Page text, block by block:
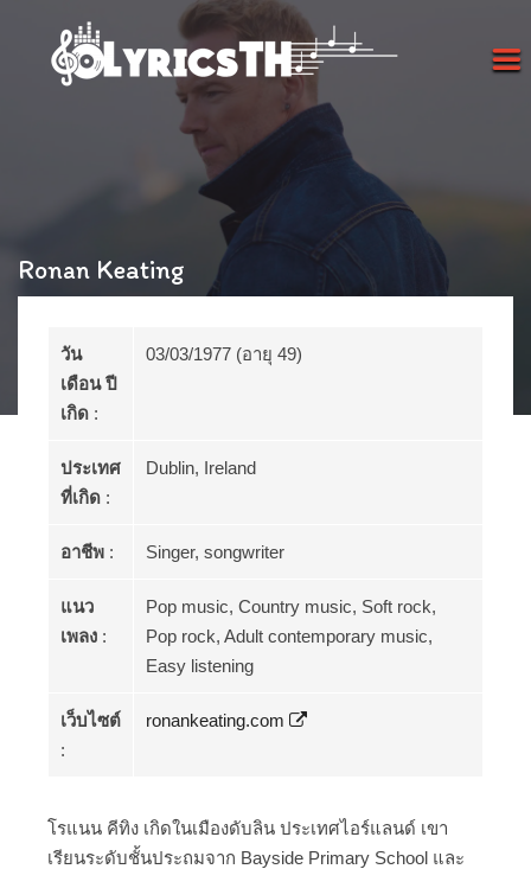
Ronan Keating
วัน
เดือน ปี
เกิด :
03/03/1977 (อายุ 49)
ประเทศ
ที่เกิด :
Dublin, Ireland
อาชีพ : Singer, songwriter
แนว
เพลง :
Pop music, Country music, Soft rock,
Pop rock, Adult contemporary music,
Easy listening
เว็บไซต์
:
ronankeating.com
โรแนน คีทิง เกิดในเมืองดับลิน ประเทศไอร์แลนด์ เขา
เรียนระดับชั้นประถมจาก Bayside Primary School และ